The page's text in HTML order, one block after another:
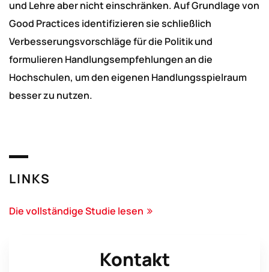
und Lehre aber nicht einschränken. Auf Grundlage von
Good Practices identifizieren sie schließlich
Verbesserungsvorschläge für die Politik und
formulieren Handlungsempfehlungen an die
Hochschulen, um den eigenen Handlungsspielraum
besser zu nutzen.
LINKS
Die vollständige Studie lesen
Kontakt